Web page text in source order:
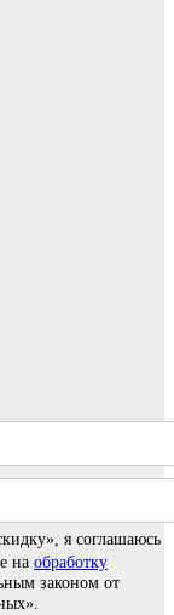
я соглашаюсь
на обработку
законом от